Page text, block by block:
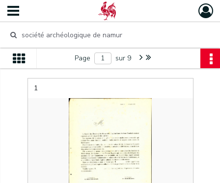
Page sur 9
1